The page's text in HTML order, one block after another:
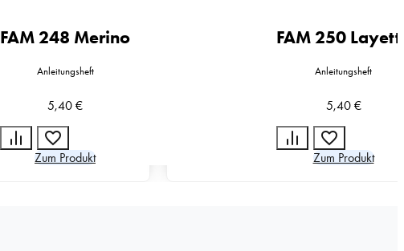
FAM 248 Merino
Anleitungsheft
5,40 €
Zum Produkt
FAM 250
Anleitungsheft
5,40 €
Zum Produkt